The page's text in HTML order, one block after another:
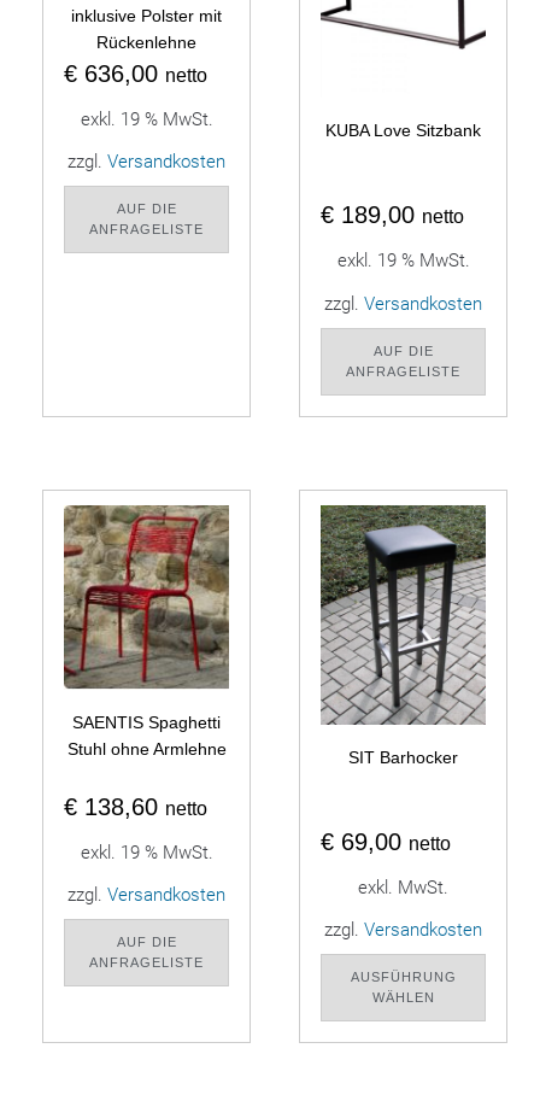
inklusive Polster mit
Rückenlehne
€ 636,00 netto
exkl. 19 % MwSt.
zzgl. Versandkosten
AUF DIE
ANFRAGELISTE
KUBA Love Sitzbank
€ 189,00 netto
exkl. 19 % MwSt.
zzgl. Versandkosten
AUF DIE
ANFRAGELISTE
SAENTIS Spaghetti
Stuhl ohne Armlehne
€ 138,60 netto
exkl. 19 % MwSt.
zzgl. Versandkosten
AUF DIE
ANFRAGELISTE
SIT Barhocker
€ 69,00 netto
exkl. MwSt.
zzgl. Versandkosten
AUSFÜHRUNG
WÄHLEN